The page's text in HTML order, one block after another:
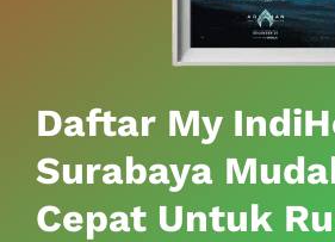
Daftar My
Surabaya
Cepat Untuk